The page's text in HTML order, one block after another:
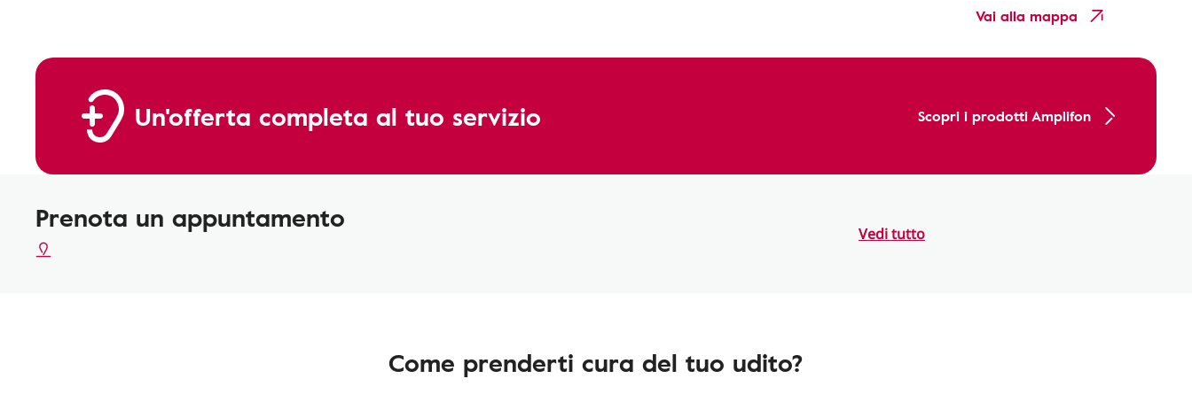
Vai alla mappa
Un'offerta completa al tuo servizio Scopri i prodotti Amplifon
Prenota un appuntamento Vedi tutto
Come prenderti cura del tuo udito?